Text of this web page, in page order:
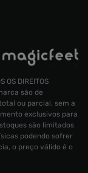
Tênis adidas Campus 00S Feminino
Tamanho:
R$ 699,99
OS DIREITOS
são de
ou parcial, sem a
exclusivos para
são limitados
podendo sofrer
o preço válido é o